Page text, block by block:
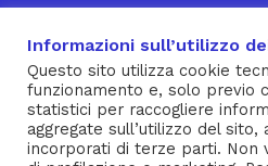
Iscriviti alla
® INVALSI – Via Ippolito Nievo,
941851 – fax 06
Informazioni sull’utilizzo
Questo sito utilizza cookie
funzionamento e, solo previo
statistici per raccogliere
aggregate sull’utilizzo del
incorporati di terze parti. Non